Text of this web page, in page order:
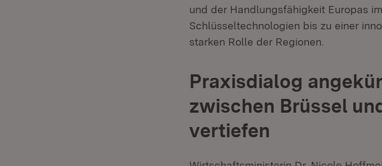
und der Handlungsfähigkeit Europas
Schlüsseltechnologien bis zu einer
starken Rolle der Regionen.
Praxisdialog
zwischen Brüssel
vertiefen